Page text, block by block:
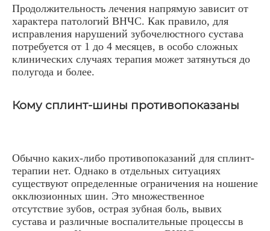
Продолжительность лечения напрямую зависит от
характера патологий ВНЧС. Как правило, для
исправления нарушений зубочелюстного сустава
потребуется от 1 до 4 месяцев, в особо сложных
клинических случаях терапия может затянуться до
полугода и более.
Кому сплинт-шины противопоказаны
Обычно каких-либо противопоказаний для сплинт-
терапии нет. Однако в отдельных ситуациях
существуют определенные ограничения на ношение
окклюзионных шин. Это множественное
отсутствие зубов, острая зубная боль, вывих
сустава и различные воспалительные процессы в